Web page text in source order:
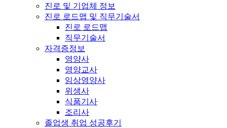
진로 및 기업체 정보
진로 로드맵 및 직무기술서
진로 로드맵
직무기술서
자격증정보
영양사
영양교사
임상영양사
위생사
식품기사
조리사
졸업생 취업 성공후기